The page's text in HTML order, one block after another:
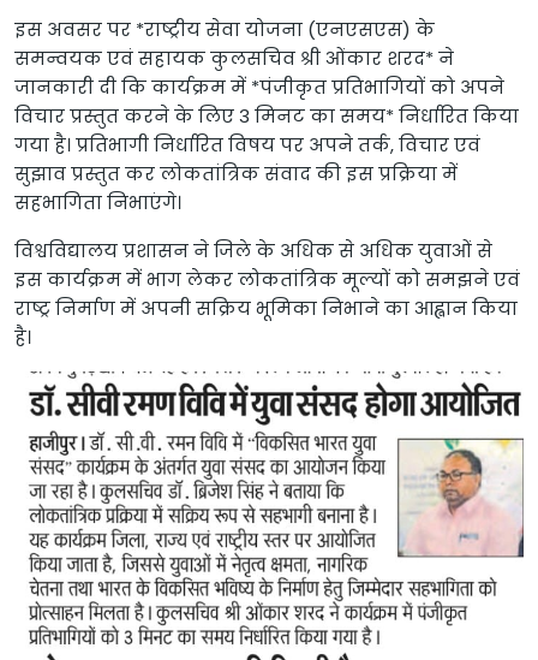
इस अवसर पर *राष्ट्रीय सेवा योजना (एनएसएस) के
समन्वयक एवं सहायक कुलसचिव श्री ओंकार शरद* ने
जानकारी दी कि कार्यक्रम में *पंजीकृत प्रतिभागियों को अपने
विचार प्रस्तुत करने के लिए 3 मिनट का समय* निर्धारित किया
गया है। प्रतिभागी निर्धारित विषय पर अपने तर्क, विचार एवं
सुझाव प्रस्तुत कर लोकतांत्रिक संवाद की इस प्रक्रिया में
सहभागिता निभाएंगे।
विश्वविद्यालय प्रशासन ने जिले के अधिक से अधिक युवाओं से
इस कार्यक्रम में भाग लेकर लोकतांत्रिक मूल्यों को समझने एवं
राष्ट्र निर्माण में अपनी सक्रिय भूमिका निभाने का आह्वान किया
है।